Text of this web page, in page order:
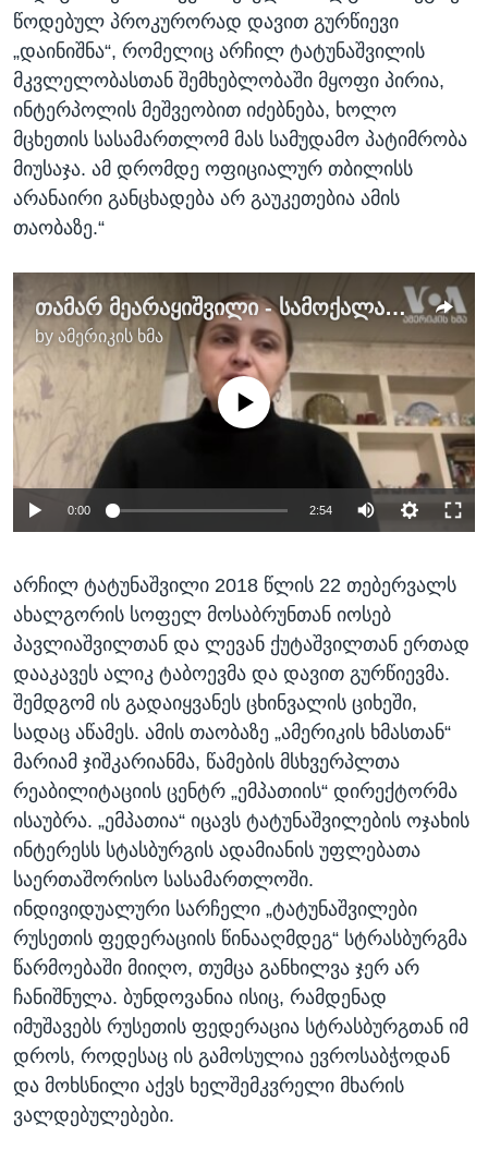
წოდებულ პროკურორად დავით გურწიევი
„დაინიშნა“, რომელიც არჩილ ტატუნაშვილის
მკვლელობასთან შემხებლობაში მყოფი პირია,
ინტერპოლის მეშვეობით იძებნება, ხოლო
მცხეთის სასამართლომ მას სამუდამო პატიმრობა
მიუსაჯა. ამ დრომდე ოფიციალურ თბილისს
არანაირი განცხადება არ გაუკეთებია ამის
თაობაზე.“
თამარ მეარაყიშვილი - სამოქალაქო აქტივისტი ახალგორიდან
by ამერიკის ხმა
No media source currently available
0:00 2:54
არჩილ ტატუნაშვილი 2018 წლის 22 თებერვალს
ახალგორის სოფელ მოსაბრუნთან იოსებ
პავლიაშვილთან და ლევან ქუტაშვილთან ერთად
დააკავეს ალიკ ტაბოევმა და დავით გურწიევმა.
შემდგომ ის გადაიყვანეს ცხინვალის ციხეში,
სადაც აწამეს. ამის თაობაზე „ამერიკის ხმასთან“
მარიამ ჯიშკარიანმა, წამების მსხვერპლთა
რეაბილიტაციის ცენტრ „ემპათიის“ დირექტორმა
ისაუბრა. „ემპათია“ იცავს ტატუნაშვილების ოჯახის
ინტერესს სტასბურგის ადამიანის უფლებათა
საერთაშორისო სასამართლოში.
ინდივიდუალური სარჩელი „ტატუნაშვილები
რუსეთის ფედერაციის წინააღმდეგ“ სტრასბურგმა
წარმოებაში მიიღო, თუმცა განხილვა ჯერ არ
ჩანიშნულა. ბუნდოვანია ისიც, რამდენად
იმუშავებს რუსეთის ფედერაცია სტრასბურგთან იმ
დროს, როდესაც ის გამოსულია ევროსაბჭოდან
და მოხსნილი აქვს ხელშემკვრელი მხარის
ვალდებულებები.